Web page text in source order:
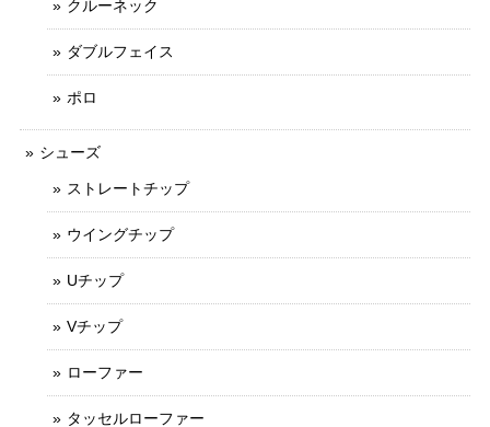
クルーネック
ダブルフェイス
ポロ
シューズ
ストレートチップ
ウイングチップ
Uチップ
Vチップ
ローファー
タッセルローファー